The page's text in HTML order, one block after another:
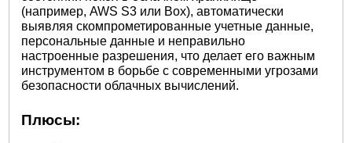
(например, AWS S3 или Box), автоматически
выявляя скомпрометированные учетные данные,
персональные данные и неправильно
настроенные разрешения, что делает его важным
инструментом в борьбе с современными угрозами
безопасности облачных вычислений.
Плюсы: